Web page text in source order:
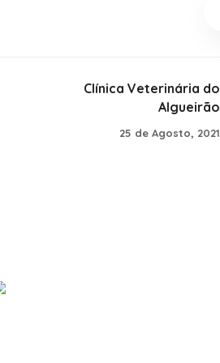
Clínica Veterinária do
Algueirão
25 de Agosto, 2021